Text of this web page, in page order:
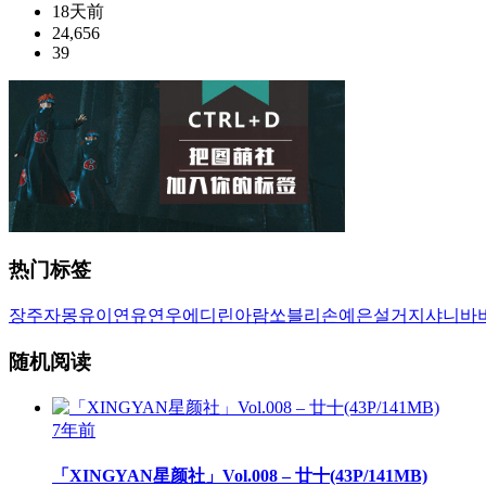
18天前
24,656
39
热门标签
장주자몽유이 연유연우에디린아람쏘블리 손예은설거지 샤니 바
随机阅读
7年前
「XINGYAN星颜社」Vol.008 – 廿十(43P/141MB)